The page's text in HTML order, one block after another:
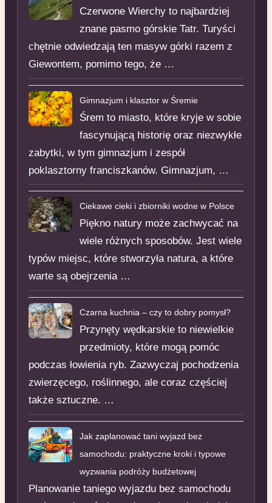
Czerwone Wierchy to najbardziej
znane pasmo górskie Tatr. Turyści
chętnie odwiedzają ten masyw górki razem z
Giewontem, pomimo tego, że …
Gimnazjum i klasztor w Śremie
Śrem to miasto, które kryje w sobie
fascynującą historię oraz niezwykłe
zabytki, w tym gimnazjum i zespół
poklasztorny franciszkanów. Gimnazjum, …
Ciekawe cieki i zbiorniki wodne w Polsce
Piękno natury może zachwycać na
wiele różnych sposobów. Jest wiele
typów miejsc, które stworzyła natura, a które
warte są obejrzenia …
Czarna kuchnia – czy to dobry pomysł?
Przynęty wędkarskie to niewielkie
przedmioty, które mogą pomóc
podczas łowienia ryb. Zazwyczaj pochodzenia
zwierzęcego, roślinnego, ale coraz częściej
także sztuczne. …
Jak zaplanować tani wyjazd bez
samochodu: praktyczne kroki i typowe
wyzwania podróży budżetowej
Planowanie taniego wyjazdu bez samochodu